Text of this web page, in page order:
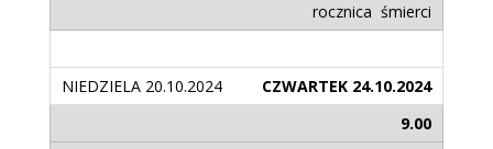
rocznica śmierci
CZWARTEK 24.10.2024
9.00